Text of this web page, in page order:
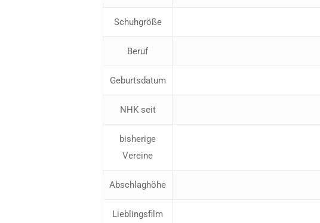
Schuhgröße
Beruf
Geburtsdatum
NHK seit
bisherige
Vereine
Abschlaghöhe
Lieblingsfilm